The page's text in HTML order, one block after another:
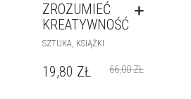
ZROZUMIEĆ
KREATYWNOŚĆ
SZTUKA, KSIĄŻKI
66,00ZŁ
19,80 ZŁ